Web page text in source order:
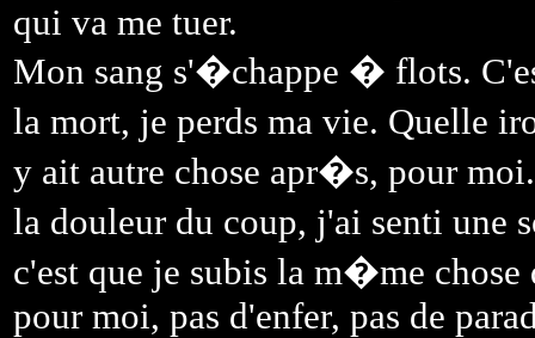
qui va me tuer.
Mon sang s'�chappe � flots.
la mort, je perds ma vie. Quelle
y ait autre chose apr�s, pour
la douleur du coup, j'ai senti une
c'est que je subis la m�me
pour moi, pas d'enfer, pas de